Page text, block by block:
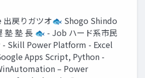
出戻りガツオ🐟 Shogo Shindo
塾 塾 長 🐟 - Job ハード系市民
- Skill Power Platform - Excel
Apps Script, Python -
– Power